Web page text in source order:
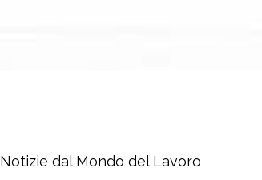
Notizie dal Mondo del Lavoro